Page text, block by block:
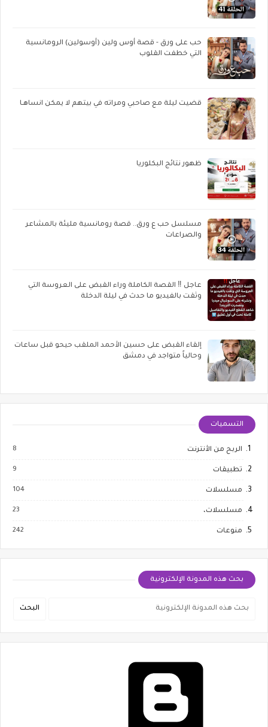
حب على ورق - قصة أوس ولين (أوسولين) الرومانسية
التي خطفت القلوب
قضيت ليلة مع صاحبي ومراته في بيتهم لا يمكن انساهـا
ظهور نتائج البكلوريا
مسلسل حب ع ورق.. قصة رومانسية مليئة بالمشاعر
والصراعات
عاجل ‼️ القصة الكاملة وراء القبض على العروسة التي
وثقت بالفيديو ما حدث في ليلة الدخلة
إلقاء القبض على حسين الأحمد الملقب حيحو قبل ساعات
وحالياً متواجد في دمشق
التسميات
الربح من الأنترنت 8
تطبيقات 9
مسلسلات 104
مسلسلات، 23
منوعات 242
بحث هذه المدونة الإلكترونية